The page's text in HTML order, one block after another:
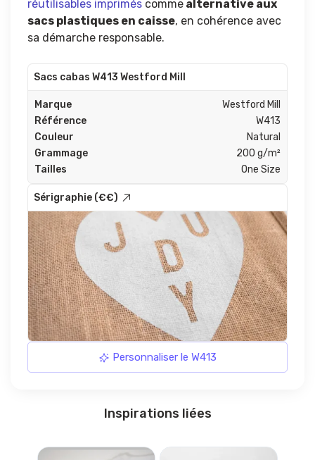
réutilisables imprimés comme alternative aux
sacs plastiques en caisse, en cohérence avec
sa démarche responsable.
Sacs cabas W413 Westford Mill
Marque
Westford Mill
Référence
W413
Couleur
Natural
Grammage
200 g/m²
Tailles
One Size
Sérigraphie (€€)
Personnaliser le W413
Inspirations liées